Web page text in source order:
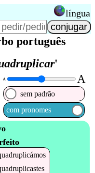
língua
português
'
A A
sem padrão
com pronomes